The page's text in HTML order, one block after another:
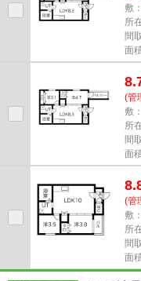
敷
所
間
面
(管
敷
所
間
面
(管
敷
所
間
面